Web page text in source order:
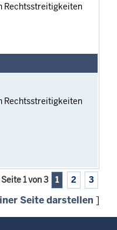
Rechtsstreitigkeiten
Rechtsstreitigkeiten
Seite 1 von 3 1 2 3
Seite darstellen ]